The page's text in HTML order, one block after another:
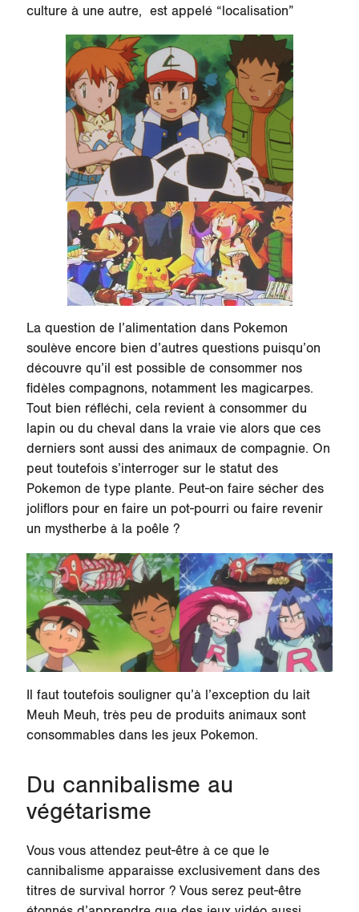
culture à une autre, est appelé “localisation”
La question de l’alimentation dans Pokemon
soulève encore bien d’autres questions puisqu’on
découvre qu’il est possible de consommer nos
fidèles compagnons, notamment les magicarpes.
Tout bien réfléchi, cela revient à consommer du
lapin ou du cheval dans la vraie vie alors que ces
derniers sont aussi des animaux de compagnie. On
peut toutefois s’interroger sur le statut des
Pokemon de type plante. Peut-on faire sécher des
joliflors pour en faire un pot-pourri ou faire revenir
un mystherbe à la poêle ?
Il faut toutefois souligner qu’à l’exception du lait
Meuh Meuh, très peu de produits animaux sont
consommables dans les jeux Pokemon.
Du cannibalisme au
végétarisme
Vous vous attendez peut-être à ce que le
cannibalisme apparaisse exclusivement dans des
titres de survival horror ? Vous serez peut-être